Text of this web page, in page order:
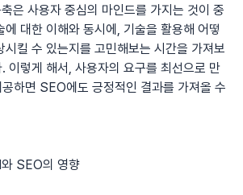
은 사용자 중심의 마인드를 가지는 것이 중
에 대한 이해와 동시에, 기술을 활용해 어떻
시킬 수 있는지를 고민해보는 시간을 가져보
이렇게 해서, 사용자의 요구를 최선으로 만
하면 SEO에도 긍정적인 결과를 가져올 수
SEO의 영향